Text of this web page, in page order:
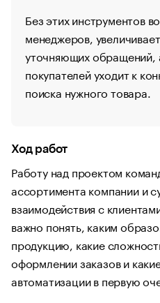
Без этих инструментов
менеджеров,
уточняющих обращений,
покупателей уходит к
поиска нужного товара.
Ход работ
Работу над проектом
ассортимента компании и
взаимодействия с
важно понять, каким
продукцию, какие
оформлении заказов и
автоматизации в первую